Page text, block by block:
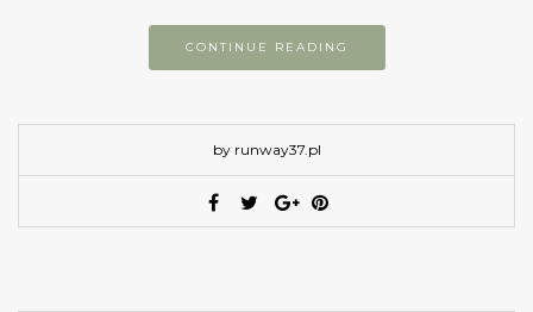
CONTINUE READING
by runway37.pl